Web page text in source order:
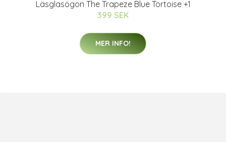
Läsglasögon The Trapeze Blue Tortoise +1
399 SEK
MER INFO!